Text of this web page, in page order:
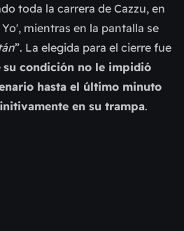
toda la carrera de Cazzu, en
mientras en la pantalla se
”. La elegida para el cierre fue
su condición no le impidió
hasta el último minuto
en su trampa.